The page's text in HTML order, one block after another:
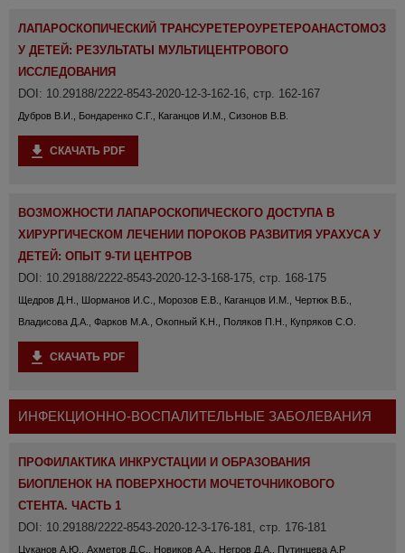
ЛАПАРОСКОПИЧЕСКИЙ ТРАНСУРЕТЕРОУРЕТЕРОАНАСТОМОЗ
У ДЕТЕЙ: РЕЗУЛЬТАТЫ МУЛЬТИЦЕНТРОВОГО
ИССЛЕДОВАНИЯ
DOI: 10.29188/2222-8543-2020-12-3-162-16, стр. 162-167
Дубров В.И., Бондаренко С.Г., Каганцов И.М., Сизонов В.В.
СКАЧАТЬ PDF
ВОЗМОЖНОСТИ ЛАПАРОСКОПИЧЕСКОГО ДОСТУПА В
ХИРУРГИЧЕСКОМ ЛЕЧЕНИИ ПОРОКОВ РАЗВИТИЯ УРАХУСА У
ДЕТЕЙ: ОПЫТ 9-ТИ ЦЕНТРОВ
DOI: 10.29188/2222-8543-2020-12-3-168-175, стр. 168-175
Щедров Д.Н., Шорманов И.С., Морозов Е.В., Каганцов И.М., Чертюк В.Б.,
Владисова Д.А., Фарков М.А., Окопный К.Н., Поляков П.Н., Купряков C.О.
СКАЧАТЬ PDF
ИНФЕКЦИОННО-ВОСПАЛИТЕЛЬНЫЕ ЗАБОЛЕВАНИЯ
ПРОФИЛАКТИКА ИНКРУСТАЦИИ И ОБРАЗОВАНИЯ
БИОПЛЕНОК НА ПОВЕРХНОСТИ МОЧЕТОЧНИКОВОГО
СТЕНТА. ЧАСТЬ 1
DOI: 10.29188/2222-8543-2020-12-3-176-181, стр. 176-181
Цуканов А.Ю., Ахметов Д.С., Новиков А.А., Негров Д.А., Путинцева А.Р